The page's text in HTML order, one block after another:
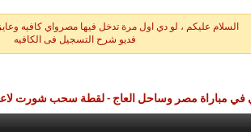
السلام عليكم ، لو دي اول مرة تدخل فيها مصرواي كافيه
فديو شرح التسجيل فى الكافيه
في مباراة مصر وساحل العاج - لقطة سحب شورت